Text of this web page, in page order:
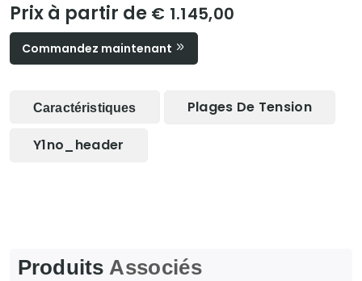
Prix à partir de € 1.145,00
Commandez maintenant
Caractéristiques Plages De Tension
Y1no_header
ProduitsAssociés